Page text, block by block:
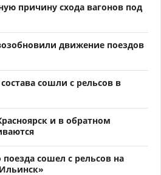
причину схода вагонов под
движение поездов
сошли с рельсов в
и в обратном
сошел с рельсов на